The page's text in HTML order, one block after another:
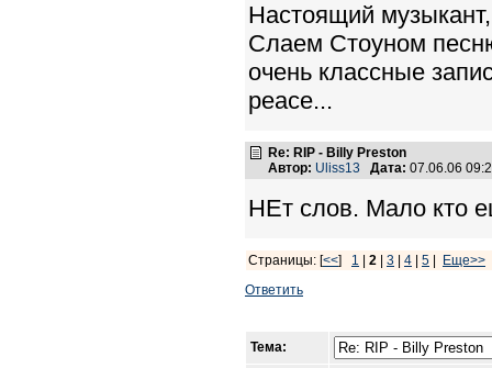
Настоящий
Слаем Стоуном
очень классные
peace...
Re: RIP - Billy Preston
Автор: Uliss13 Дата: 07.06.06
НЕт слов. Мало кто
Страницы: [<<] 1 2 3 4 5
Еще>>
Ответить
Тема: